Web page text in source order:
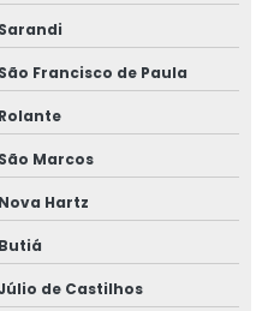
Sarandi
São Francisco de Paula
Rolante
São Marcos
Nova Hartz
Butiá
de Castilhos